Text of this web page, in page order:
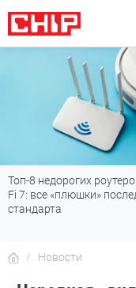
Топ-8 недорогих
Fi 7: все «плюшки»
стандарта
Новости